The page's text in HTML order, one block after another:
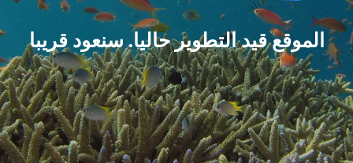
الموقع قيد التطوير حاليا. سنعود قريبا